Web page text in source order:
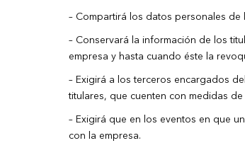
– Compartirá los datos personales
– Conservará la información de los
empresa y hasta cuando éste la
– Exigirá a los terceros encargados
titulares, que cuenten con medidas
– Exigirá que en los eventos en que
con la empresa.